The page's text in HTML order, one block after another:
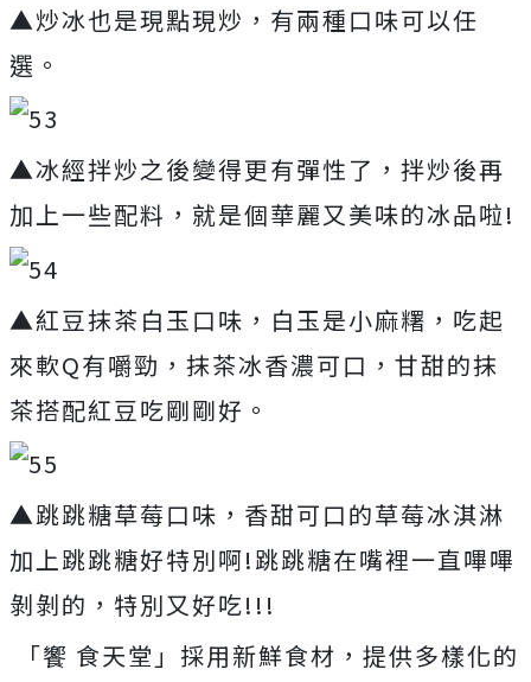
▲炒冰也是現點現炒，有兩種口味可以任
選。
▲冰經拌炒之後變得更有彈性了，拌炒後再
加上一些配料，就是個華麗又美味的冰品啦!
▲紅豆抹茶白玉口味，白玉是小麻糬，吃起
來軟Q有嚼勁，抹茶冰香濃可口，甘甜的抹
茶搭配紅豆吃剛剛好。
▲跳跳糖草莓口味，香甜可口的草莓冰淇淋
加上跳跳糖好特別啊!跳跳糖在嘴裡一直嗶嗶
剝剝的，特別又好吃!!!
「饗 食天堂」採用新鮮食材，提供多樣化的